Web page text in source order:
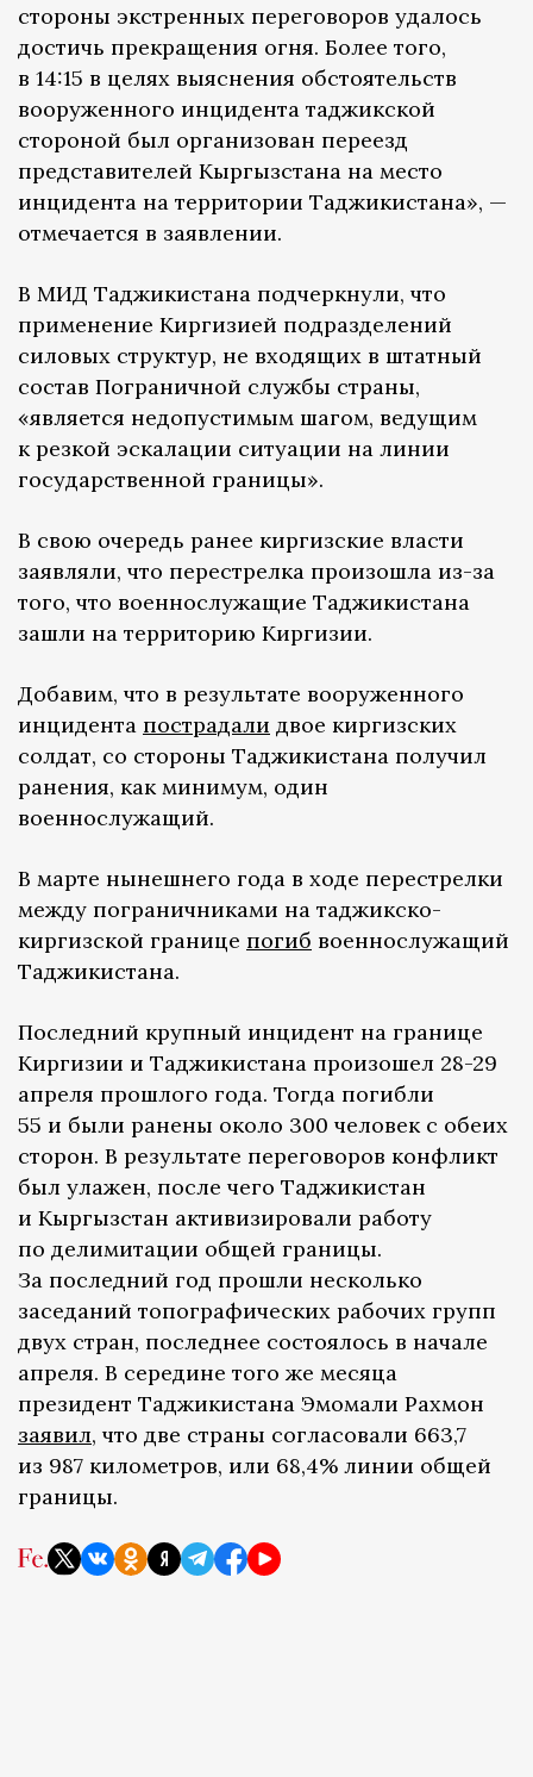
стороны экстренных переговоров удалось
достичь прекращения огня. Более того,
в 14:15 в целях выяснения обстоятельств
вооруженного инцидента таджикской
стороной был организован переезд
представителей Кыргызстана на место
инцидента на территории Таджикистана», —
отмечается в заявлении.
В МИД Таджикистана подчеркнули, что
применение Киргизией подразделений
силовых структур, не входящих в штатный
состав Пограничной службы страны,
«является недопустимым шагом, ведущим
к резкой эскалации ситуации на линии
государственной границы».
В свою очередь ранее киргизские власти
заявляли, что перестрелка произошла из-за
того, что военнослужащие Таджикистана
зашли на территорию Киргизии.
Добавим, что в результате вооруженного
инцидента пострадали двое киргизских
солдат, со стороны Таджикистана получил
ранения, как минимум, один
военнослужащий.
В марте нынешнего года в ходе перестрелки
между пограничниками на таджикско-
киргизской границе погиб военнослужащий
Таджикистана.
Последний крупный инцидент на границе
Киргизии и Таджикистана произошел 28-29
апреля прошлого года. Тогда погибли
55 и были ранены около 300 человек с обеих
сторон. В результате переговоров конфликт
был улажен, после чего Таджикистан
и Кыргызстан активизировали работу
по делимитации общей границы.
За последний год прошли несколько
заседаний топографических рабочих групп
двух стран, последнее состоялось в начале
апреля. В середине того же месяца
президент Таджикистана Эмомали Рахмон
заявил, что две страны согласовали 663,7
из 987 километров, или 68,4% линии общей
границы.